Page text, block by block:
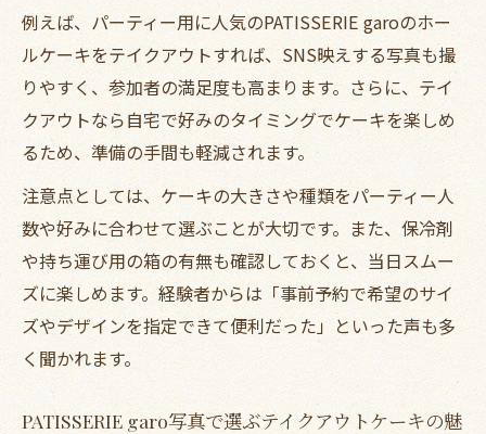
例えば、パーティー用に人気のPATISSERIE garoのホー
ルケーキをテイクアウトすれば、SNS映えする写真も撮
りやすく、参加者の満足度も高まります。さらに、テイ
クアウトなら自宅で好みのタイミングでケーキを楽しめ
るため、準備の手間も軽減されます。
注意点としては、ケーキの大きさや種類をパーティー人
数や好みに合わせて選ぶことが大切です。また、保冷剤
や持ち運び用の箱の有無も確認しておくと、当日スムー
ズに楽しめます。経験者からは「事前予約で希望のサイ
ズやデザインを指定できて便利だった」といった声も多
く聞かれます。
PATISSERIE garo写真で選ぶテイクアウトケーキの魅